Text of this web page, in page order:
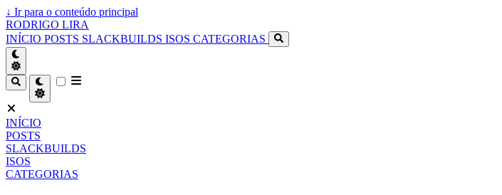
↓ Ir para o conteúdo principal
RODRIGO LIRA
INÍCIO POSTS SLACKBUILDS ISOS CATEGORIAS
INÍCIO
POSTS
SLACKBUILDS
ISOS
CATEGORIAS